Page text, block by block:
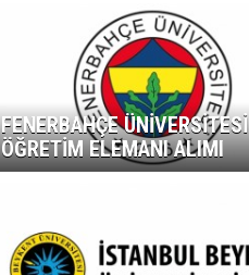
FENERBAHÇE ÜNİVERSİTESİ
ÖĞRETİM ELEMANI ALIMI